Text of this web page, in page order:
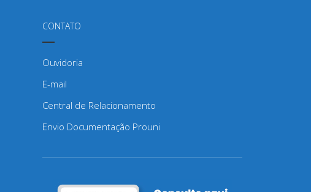
CONTATO
Ouvidoria
E-mail
Central de Relacionamento
Envio Documentação Prouni